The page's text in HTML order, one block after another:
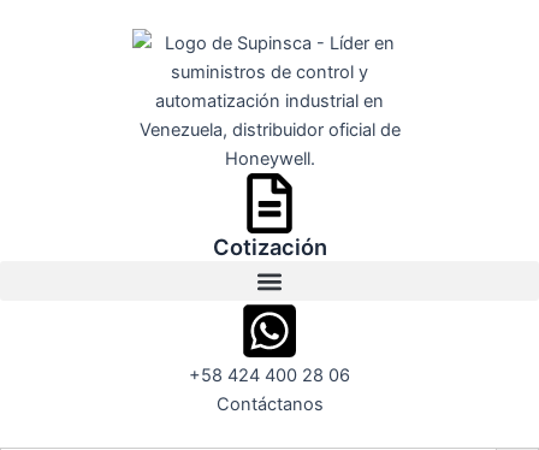
Cotización
+58 424 400 28 06
Contáctanos